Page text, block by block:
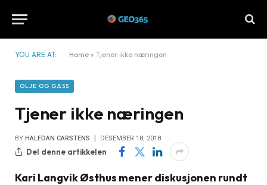
YOU ARE AT: Home » Tjener ikke næringen
OLJE OG GASS
Tjener ikke næringen
BY HALFDAN CARSTENS DESEMBER 18, 2018
Del denne artikkelen
Kari Langvik Østhus mener diskusjonen rundt